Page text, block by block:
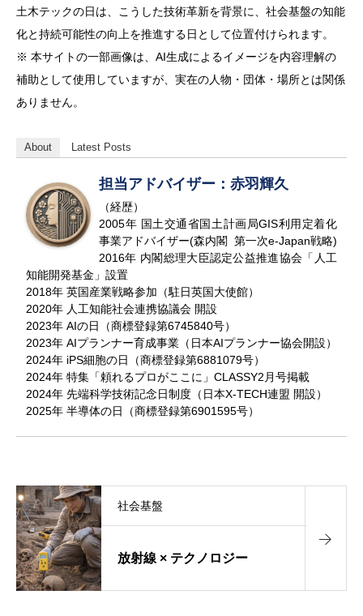
土木テックの日は、こうした技術革新を背景に、社会基盤の知能
化と持続可能性の向上を推進する日として位置付けられます。
※ 本サイトの一部画像は、AI生成によるイメージを内容理解の
補助として使用していますが、実在の人物・団体・場所とは関係
ありません。
About Latest Posts
担当アドバイザー：赤羽輝久
（経歴）
2005年 国土交通省国土計画局GIS利用定着化
事業アドバイザー(森内閣 第一次e-Japan戦略)
2016年 内閣総理大臣認定公益推進協会「人工
知能開発基金」設置
2018年 英国産業戦略参加（駐日英国大使館）
2020年 人工知能社会連携協議会 開設
2023年 AIの日（商標登録第6745840号）
2023年 AIプランナー育成事業（日本AIプランナー協会開設）
2024年 iPS細胞の日（商標登録第6881079号）
2024年 特集「頼れるプロがここに」CLASSY2月号掲載
2024年 先端科学技術記念日制度（日本X-TECH連盟 開設）
2025年 半導体の日（商標登録第6901595号）
放射線 × テクノロジー
社会基盤